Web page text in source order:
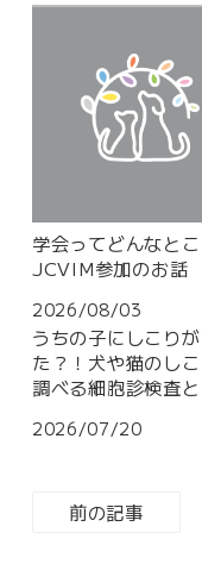
学会ってどんなと
JCVIM参加のお話
2026/08/03
うちの子にしこり
た？！犬や猫のし
調べる細胞診検査
2026/07/20
前の記事